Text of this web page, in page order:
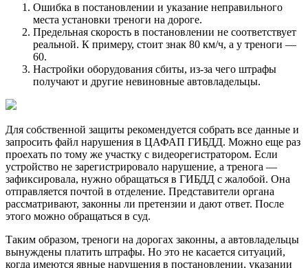
Ошибка в постановлении и указание неправильного
места установки треноги на дороге.
Предельная скорость в постановлении не соответствует
реальной. К примеру, стоит знак 80 км/ч, а у треноги —
60.
Настройки оборудования сбиты, из-за чего штрафы
получают и другие невиновные автовладельцы.
Для собственной защиты рекомендуется собрать все данные и
запросить файл нарушения в ЦАФАП ГИБДД. Можно еще раз
проехать по тому же участку с видеорегистратором. Если
устройство не зарегистрировало нарушение, а тренога —
зафиксировала, нужно обращаться в ГИБДД с жалобой. Она
отправляется почтой в отделение. Представители органа
рассматривают, законны ли претензии и дают ответ. После
этого можно обращаться в суд.
Таким образом, треноги на дорогах законны, а автовладельцы
вынуждены платить штрафы. Но это не касается ситуаций,
когда имеются явные нарушения в постановлении, указании